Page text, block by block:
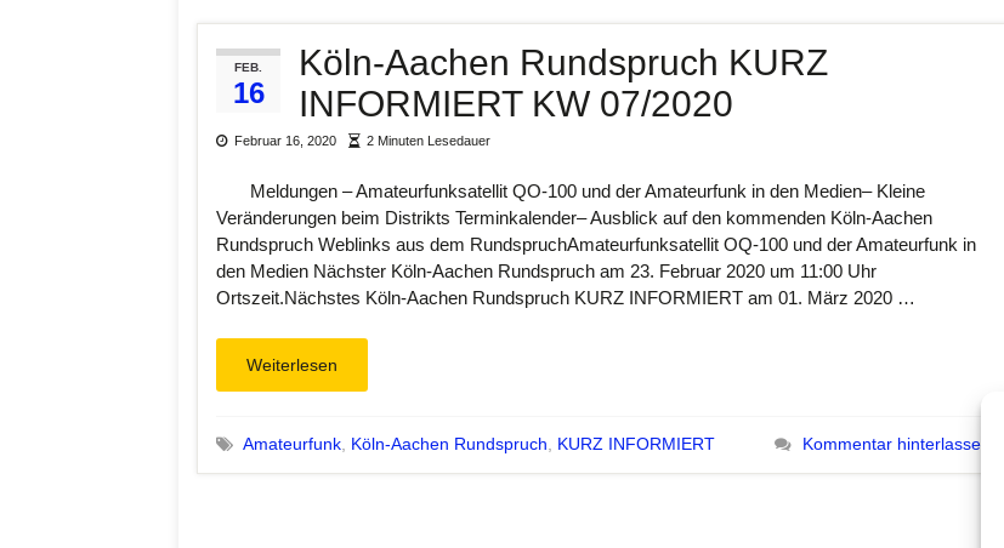
FEB.
16
Köln-Aachen Rundspruch KURZ
INFORMIERT KW 07/2020
Februar 16, 2020 2 Minuten Lesedauer
Meldungen – Amateurfunksatellit QO-100 und der Amateurfunk in den Medien– Kleine
Veränderungen beim Distrikts Terminkalender– Ausblick auf den kommenden Köln-Aachen
Rundspruch Weblinks aus dem RundspruchAmateurfunksatellit OQ-100 und der Amateurfunk in
den Medien Nächster Köln-Aachen Rundspruch am 23. Februar 2020 um 11:00 Uhr
Ortszeit.Nächstes Köln-Aachen Rundspruch KURZ INFORMIERT am 01. März 2020 …
Weiterlesen
Amateurfunk, Köln-Aachen Rundspruch, KURZ INFORMIERT Kommentar hinterlassen